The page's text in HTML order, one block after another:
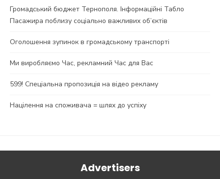
Громадський бюджет Тернополя. Інформаційні Табло
Пасажира поблизу соціально важливих об’єктів
Оголошення зупинок в громадському транспорті
Ми виробляємо Час, рекламний Час для Вас
599! Спеціальна пропозиція на відео рекламу
Націлення на споживача = шлях до успіху
Advertisers